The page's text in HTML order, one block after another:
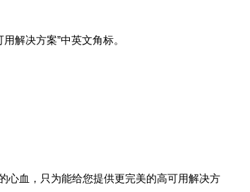
解决方案”中英文角标。
血，只为能给您提供更完美的高可用解决方